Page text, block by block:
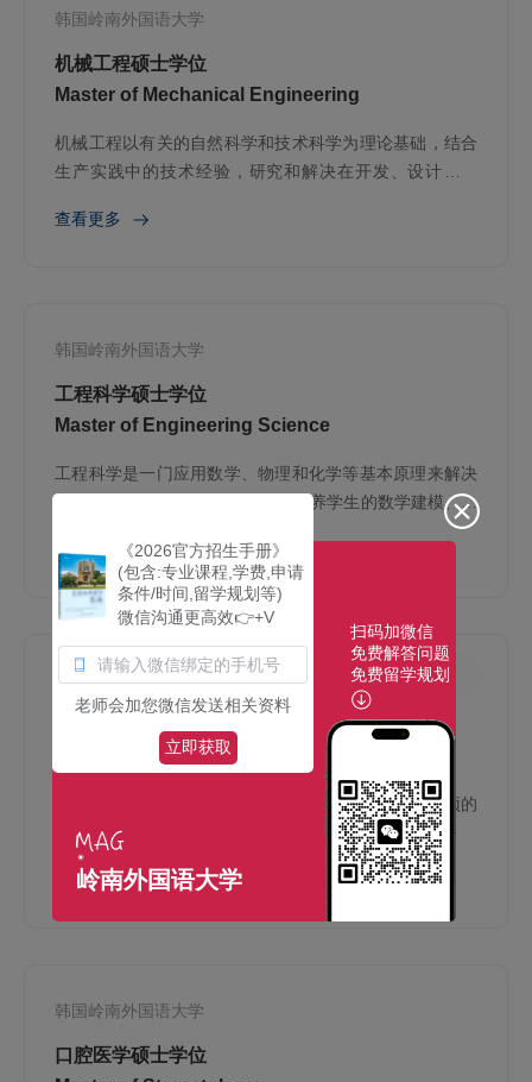
韩国岭南外国语大学
机械工程硕士学位
Master of Mechanical Engineering
机械工程以有关的自然科学和技术科学为理论基础，结合
生产实践中的技术经验，研究和解决在开发、设计、制
查看更多
韩国岭南外国语大学
工程科学硕士学位
Master of Engineering Science
工程科学是一门应用数学、物理和化学等基本原理来解决
实际工程问题的综合性科学,旨在培养学生的数学建模、物
查看更多
韩国岭南外国语大学
Master of Educational Psychology
教育心理学是研究在教育情境下人类的学习、教育干预的
效果、教学心理，以及学校组织的社会心理学
查看更多
韩国岭南外国语大学
口腔医学硕士学位
《2026官方招生手册》
(包含:专业课程,学费,申请
条件/时间,留学规划等)
微信沟通更高效👉+V
老师会加您微信发送相关资料
立即获取
岭南外国语大学
扫码加微信
免费解答问题
免费留学规划